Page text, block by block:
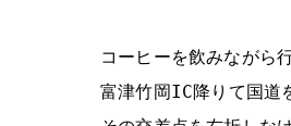
コーヒーを飲みながら
富津竹岡IC降りて国道